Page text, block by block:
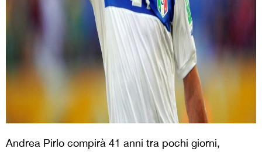
Andrea Pirlo compirà 41 anni tra pochi giorni,